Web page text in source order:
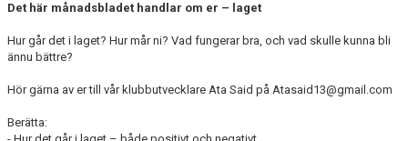
Det här månadsbladet handlar om er – laget
Hur går det i laget? Hur mår ni? Vad fungerar bra, och vad skulle kunna bli
ännu bättre?
Hör gärna av er till vår klubbutvecklare Ata Said på Atasaid13@gmail.com
Berätta: